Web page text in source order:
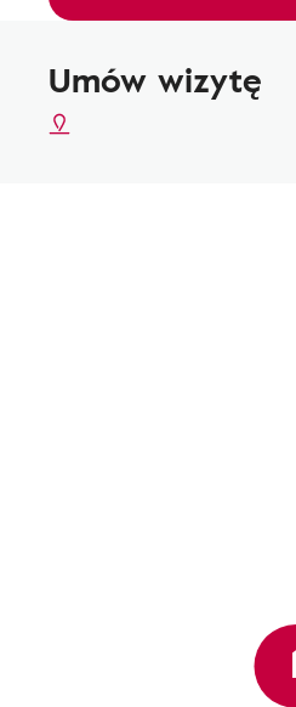
Umów wizytę